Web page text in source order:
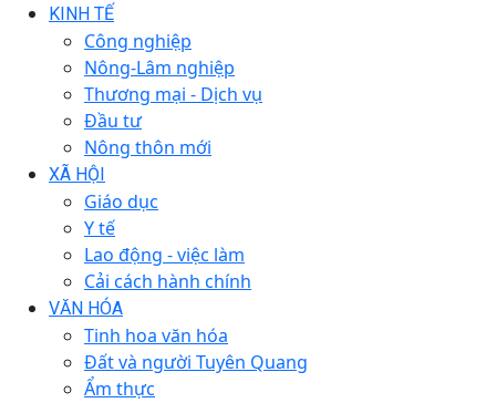
KINH TẾ
Công nghiệp
Nông-Lâm nghiệp
Thương mại - Dịch vụ
Đầu tư
Nông thôn mới
XÃ HỘI
Giáo dục
Y tế
Lao động - việc làm
Cải cách hành chính
VĂN HÓA
Tinh hoa văn hóa
Đất và người Tuyên Quang
Ẩm thực